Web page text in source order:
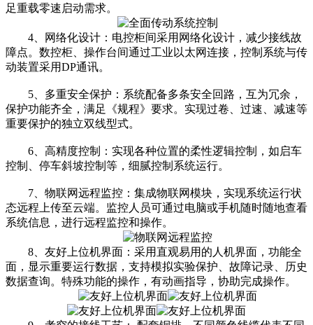
足重载零速启动需求。
4、网络化设计：电控柜间采用网络化设计，减少接线故
障点。数控柜、操作台间通过工业以太网连接，控制系统与传
动装置采用DP通讯。
5、多重安全保护：系统配备多条安全回路，互为冗余，
保护功能齐全，满足《规程》要求。实现过卷、过速、减速等
重要保护的独立双线型式。
6、高精度控制：实现各种位置的柔性逻辑控制，如启车
控制、停车斜坡控制等，细腻控制系统运行。
7、物联网远程监控：集成物联网模块，实现系统运行状
态远程上传至云端。监控人员可通过电脑或手机随时随地查看
系统信息，进行远程监控和操作。
8、友好上位机界面：采用直观易用的人机界面，功能全
面，显示重要运行数据，支持模拟实验保护、故障记录、历史
数据查询。特殊功能的操作，有动画指导，协助完成操作。